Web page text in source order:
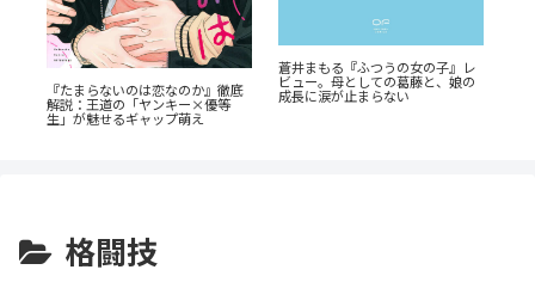
『たまらないのは恋なのか』徹底
解説：王道の「ヤンキー×優等
生」が魅せるギャップ萌え
蒼井まもる『ふつうの女の子』レ
ビュー。母としての葛藤と、娘の
成長に涙が止まらない
格闘技